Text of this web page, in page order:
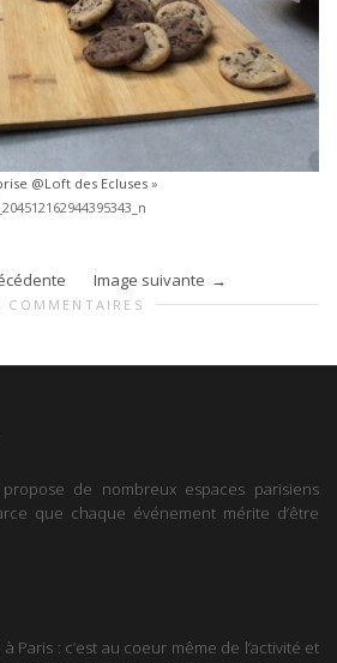
@Loft des Ecluses »
Image suivante
COMMENTAIRES
de nombreux espaces parisiens
que chaque événement mérite d’être
Paris : c’est au coeur même de l’activité et